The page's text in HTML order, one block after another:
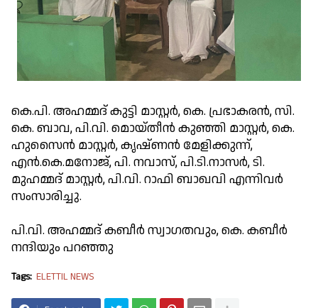
കെ.പി. അഹമ്മദ് കുട്ടി മാസ്റ്റർ, കെ. പ്രഭാകരൻ, സി.
കെ. ബാവ, പി.വി. മൊയ്‌തീൻ കുഞ്ഞി മാസ്റ്റർ, കെ.
ഹുസൈൻ മാസ്റ്റർ, കൃഷ്ണൻ മേളിക്കുന്ന്,
എൻ.കെ.മനോജ്, പി. നവാസ്, പി.ടി.നാസർ, ടി.
മുഹമ്മദ്‌ മാസ്റ്റർ, പി.വി. റാഫി ബാഖവി എന്നിവർ
സംസാരിച്ചു.
പി.വി. അഹമ്മദ് കബീർ സ്വാഗതവും, കെ. കബീർ
നന്ദിയും പറഞ്ഞു
Tags: ELETTIL NEWS